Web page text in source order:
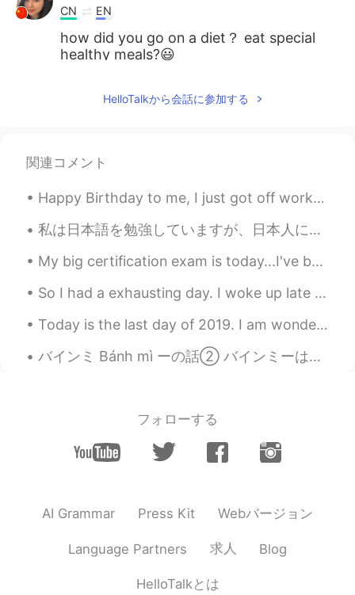
CN EN
how did you go on a diet？ eat special
healthy meals?😃
EN
君君
great！
CN EN
Congratulations
Pouneh 2021.08.04 15:04
HelloTalkから会話に参加する
関連コメント
Happy Birthday to me, I just got off work. Cheers to another year! I'm sad...I don't wanna get o...
私は日本語を勉強していますが、日本人に電話するとき、何を言ったらいいか分からないのではないかといつも恐れています。私の日本語がとても下手だからです。メッセージを送信するときに翻訳ソフトウェアを使...
My big certification exam is today...I've been studying for over a year and I'm super nervous...i...
So I had a exhausting day. I woke up late for work, drove fast and got to work on time but I loo...
Today is the last day of 2019. I am wondering if there is any phrase that Japanese use for wishi...
バインミ Bánh mì ーの話② バインミーは一般的な具もありますが、地域によって独自な具もあります。 一番普及されているのは卵、ベトナムのハムとパテが入っています。どの地域にもこの具がある...
フォローする
AI Grammar Press Kit Webバージョン
Language Partners 求人 Blog
HelloTalkとは